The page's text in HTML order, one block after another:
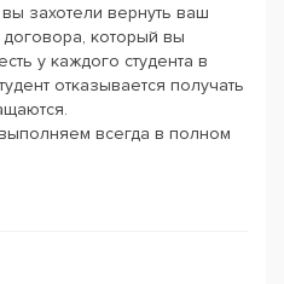
захотели вернуть ваш
который вы
у каждого студента в
отказывается получать
всегда в полном